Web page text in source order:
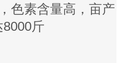
色素含量高，亩产
斤